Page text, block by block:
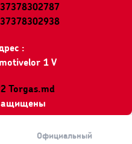
:
1 V
Torgas.md
Официальный